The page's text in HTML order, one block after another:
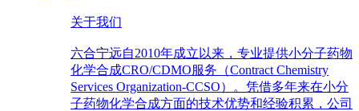
关于我们
六合宁远自2010年成立以来，专业提供小分子药物
化学合成CRO/CDMO服务（Contract Chemistry
Services Organization-CCSO）。凭借多年来在小分
子药物化学合成方面的技术优势和经验积累，公司